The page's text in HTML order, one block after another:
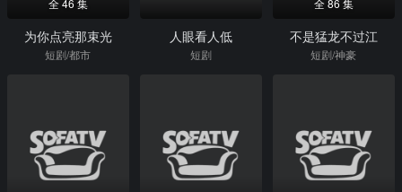
为你点亮那束光
短剧/都市
人眼看人低
短剧
不是猛龙不过江
短剧/神豪